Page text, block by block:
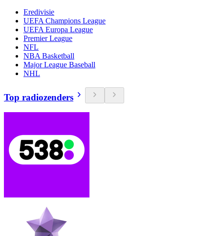
Eredivisie
UEFA Champions League
UEFA Europa League
Premier League
NFL
NBA Basketball
Major League Baseball
NHL
Top radiozenders